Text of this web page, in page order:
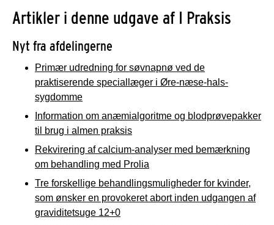
Artikler i denne udgave af I Praksis
Nyt fra afdelingerne
Primær udredning for søvnapnø ved de
praktiserende speciallæger i Øre-næse-hals-
sygdomme
Information om anæmialgoritme og blodprøvepakker
til brug i almen praksis
Rekvirering af calcium-analyser med bemærkning
om behandling med Prolia
Tre forskellige behandlingsmuligheder for kvinder,
som ønsker en provokeret abort inden udgangen af
graviditetsuge 12+0